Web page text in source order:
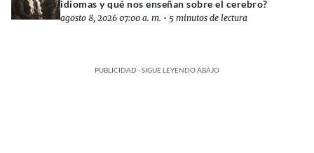
idiomas y qué nos enseñan sobre el cerebro?
agosto 8, 2026 07:00 a. m. • 5 minutos de lectura
PUBLICIDAD - SIGUE LEYENDO ABAJO